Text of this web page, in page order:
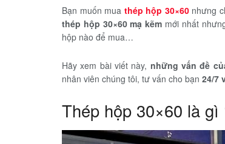
Bạn muốn mua thép hộp 30×60nhưng
thép hộp 30×60 mạ kẽm mới nhất
hộp nào để mua…
Hãy xem bài viết này, những vấn đề
nhân viên chúng tôi, tư vấn cho bạn 24/7
Thép hộp 30×60 là gì